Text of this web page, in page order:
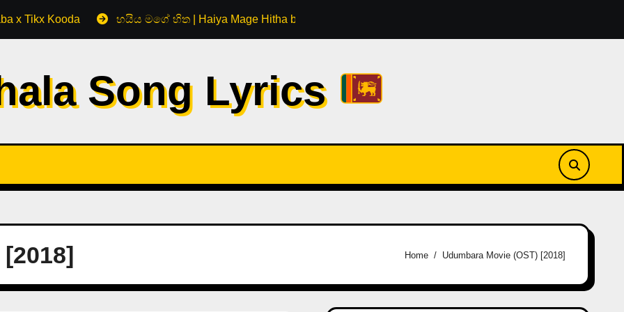
x Tikx Kooda හයිය මගේ හිත | Haiya Mage Hitha by Raveen Tharuka [2019]
Song Lyrics
Home Udumbara Movie (OST) [2018]